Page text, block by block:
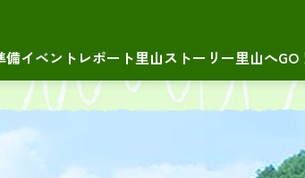
備イベントレポート里山ストーリー里山へGO